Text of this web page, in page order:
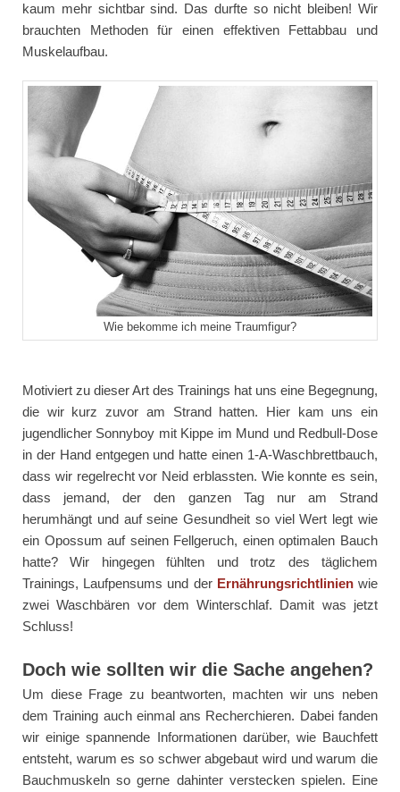
kaum mehr sichtbar sind. Das durfte so nicht bleiben! Wir
brauchten Methoden für einen effektiven Fettabbau und
Muskelaufbau.
Wie bekomme ich meine Traumfigur?
Motiviert zu dieser Art des Trainings hat uns eine Begegnung,
die wir kurz zuvor am Strand hatten. Hier kam uns ein
jugendlicher Sonnyboy mit Kippe im Mund und Redbull-Dose
in der Hand entgegen und hatte einen 1-A-Waschbrettbauch,
dass wir regelrecht vor Neid erblassten. Wie konnte es sein,
dass jemand, der den ganzen Tag nur am Strand
herumhängt und auf seine Gesundheit so viel Wert legt wie
ein Opossum auf seinen Fellgeruch, einen optimalen Bauch
hatte? Wir hingegen fühlten und trotz des täglichem
Trainings, Laufpensums und der Ernährungsrichtlinienwie
zwei Waschbären vor dem Winterschlaf. Damit was jetzt
Schluss!
Doch wie sollten wir die Sache angehen?
Um diese Frage zu beantworten, machten wir uns neben
dem Training auch einmal ans Recherchieren. Dabei fanden
wir einige spannende Informationen darüber, wie Bauchfett
entsteht, warum es so schwer abgebaut wird und warum die
Bauchmuskeln so gerne dahinter verstecken spielen. Eine